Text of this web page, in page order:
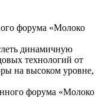
форума «Молоко
динамичную
технологий от
на высоком уровне,